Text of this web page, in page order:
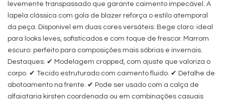
levemente transpassado que garante caimento impecável. A
lapela clássica com gola de blazer reforça o estilo atemporal
da peça. Disponível em duas cores versáteis: Bege claro: ideal
para looks leves, sofisticados e com toque de frescor. Marrom
escuro: perfeito para composições mais sóbrias e invernais.
Destaques: ✔ Modelagem cropped, com ajuste que valoriza o
corpo. ✔ Tecido estruturado com caimento fluido. ✔ Detalhe de
abotoamento na frente. ✔ Pode ser usado com a calça de
alfaiataria kirsten coordenada ou em combinações casuais